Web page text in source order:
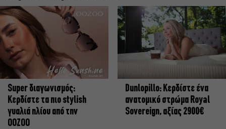
Super διαγωνισμός:
Κερδίστε τα πιο stylish
γυαλιά ηλίου από την
OOZOO
Dunlopillo: Κερδίστε ένα
ανατομικό στρώμα Royal
Sovereign, αξίας 2900€